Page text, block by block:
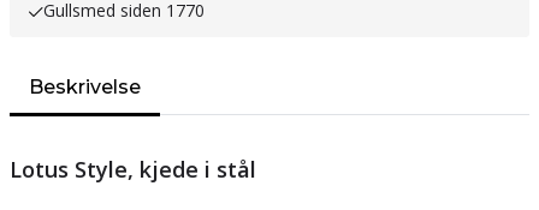
Gullsmed siden 1770
Beskrivelse
Lotus Style, kjede i stål